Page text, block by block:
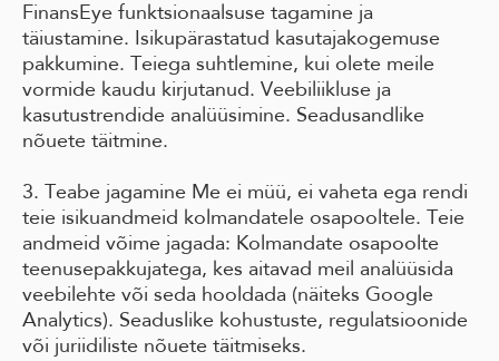
FinansEye funktsionaalsuse tagamine ja
täiustamine. Isikupärastatud kasutajakogemuse
pakkumine. Teiega suhtlemine, kui olete meile
vormide kaudu kirjutanud. Veebiliikluse ja
kasutustrendide analüüsimine. Seadusandlike
nõuete täitmine.
3. Teabe jagamine Me ei müü, ei vaheta ega rendi
teie isikuandmeid kolmandatele osapooltele. Teie
andmeid võime jagada: Kolmandate osapoolte
teenusepakkujatega, kes aitavad meil analüüsida
veebilehte või seda hooldada (näiteks Google
Analytics). Seaduslike kohustuste, regulatsioonide
või juriidiliste nõuete täitmiseks.